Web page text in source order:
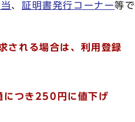
、証明書発行コーナー等で
される場合は、利用登録
につき250円に値下げ